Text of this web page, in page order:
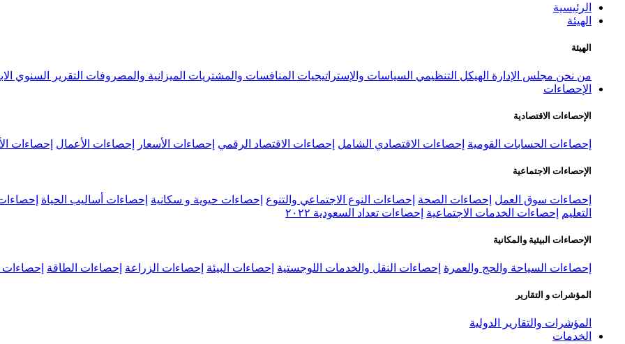
الرئيسية
الهيئة
الهيئة
من نحن مجلس الإدارة الهيكل التنظيمي السياسات والإستراتيجيات المنافسات والمشتريات الميزانية والمصروفات التقرير السنوي
الإحصاءات
الإحصاءات الاقتصادية
إحصاءات الحسابات القومية إحصاءات الاقتصادي الشامل إحصاءات الاقتصاد الرقمي إحصاءات الأسعار إحصاءات الأعمال إحصاءات
الإحصاءات الاجتماعية
إحصاءات سوق العمل إحصاءات الصحة إحصاءات النوع الاجتماعي والتنوع إحصاءات حيوية و سكانية إحصاءات أساليب الحياة
التعليم
إحصاءات الخدمات الاجتماعية إحصاءات تعداد السعودية ٢٠٢٢
الإحصاءات البيئية والمكانية
إحصاءات السياحة والحج والعمرة إحصاءات النقل والخدمات اللوجستية إحصاءات البيئة إحصاءات الزراعة إحصاءات الطاقة إحصاءات
المؤشرات و التقارير
المؤشرات والتقارير الدولية
الخدمات